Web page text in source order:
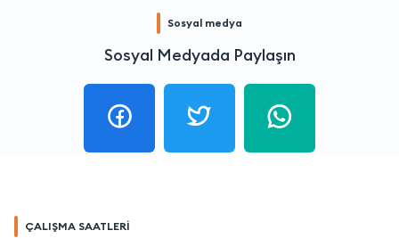
Sosyal medya
Sosyal Medyada Paylaşın
ÇALIŞMA SAATLERİ